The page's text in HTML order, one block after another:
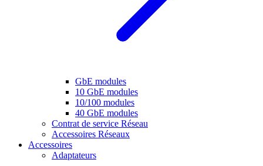
GbE modules
10 GbE modules
10/100 modules
40 GbE modules
Contrat de service Réseau
Accessoires Réseaux
Accessoires
Adaptateurs